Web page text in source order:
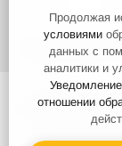
Задать вопрос
Интернет-сайт
публичной
Гражданского
стоимости
Продолжая
условиями
данных с
аналитики и
Уведомление
отношении